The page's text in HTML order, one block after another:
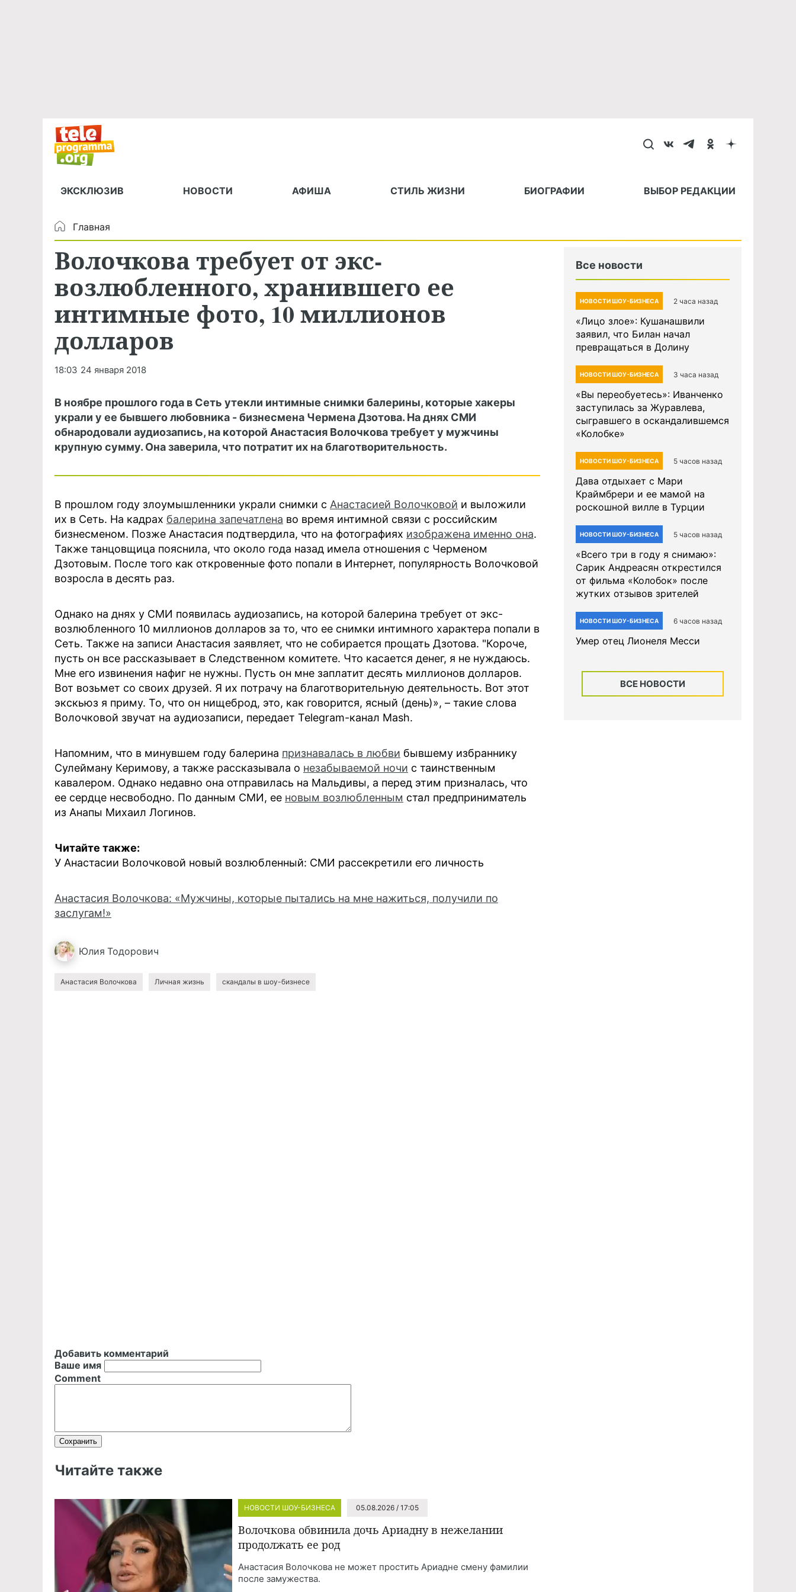
ЭКСКЛЮЗИВ НОВОСТИ АФИША СТИЛЬ ЖИЗНИ БИОГРАФИИ ВЫБОР РЕДАКЦИИ
Главная
Волочкова требует от экс-
возлюбленного, хранившего ее
интимные фото, 10 миллионов
долларов
18:03 24 января 2018
В ноябре прошлого года в Сеть утекли интимные снимки балерины, которые хакеры
украли у ее бывшего любовника - бизнесмена Чермена Дзотова. На днях СМИ
обнародовали аудиозапись, на которой Анастасия Волочкова требует у мужчины
крупную сумму. Она заверила, что потратит их на благотворительность.
В прошлом году злоумышленники украли снимки с Анастасией Волочковой и выложили
их в Сеть. На кадрах балерина запечатлена во время интимной связи с российским
бизнесменом. Позже Анастасия подтвердила, что на фотографиях изображена именно она.
Также танцовщица пояснила, что около года назад имела отношения с Черменом
Дзотовым. После того как откровенные фото попали в Интернет, популярность Волочковой
возросла в десять раз.
Однако на днях у СМИ появилась аудиозапись, на которой балерина требует от экс-
возлюбленного 10 миллионов долларов за то, что ее снимки интимного характера попали в
Сеть. Также на записи Анастасия заявляет, что не собирается прощать Дзотова. "Короче,
пусть он все рассказывает в Следственном комитете. Что касается денег, я не нуждаюсь.
Мне его извинения нафиг не нужны. Пусть он мне заплатит десять миллионов долларов.
Вот возьмет со своих друзей. Я их потрачу на благотворительную деятельность. Вот этот
экскьюз я приму. То, что он нищеброд, это, как говорится, ясный (день)», – такие слова
Волочковой звучат на аудиозаписи, передает Telegram-канал Mash.
Напомним, что в минувшем году балерина признавалась в любви бывшему избраннику
Сулейману Керимову, а также рассказывала о незабываемой ночи с таинственным
кавалером. Однако недавно она отправилась на Мальдивы, а перед этим призналась, что
ее сердце несвободно. По данным СМИ, ее новым возлюбленным стал предприниматель
из Анапы Михаил Логинов.
Читайте также:
У Анастасии Волочковой новый возлюбленный: СМИ рассекретили его личность
Анастасия Волочкова: «Мужчины, которые пытались на мне нажиться, получили по
заслугам!»
Юлия Тодорович
Анастасия Волочкова Личная жизнь скандалы в шоу-бизнесе
Добавить комментарий
Ваше имя
Comment
Читайте также
НОВОСТИ ШОУ-БИЗНЕСА 05.08.2026 / 17:05
Волочкова обвинила дочь Ариадну в нежелании
продолжать ее род
Анастасия Волочкова не может простить Ариадне смену фамилии
после замужества.
Все новости
НОВОСТИ ШОУ-БИЗНЕСА 2 часа назад
«Лицо злое»: Кушанашвили
заявил, что Билан начал
превращаться в Долину
НОВОСТИ ШОУ-БИЗНЕСА 3 часа назад
«Вы переобуетесь»: Иванченко
заступилась за Журавлева,
сыгравшего в оскандалившемся
«Колобке»
НОВОСТИ ШОУ-БИЗНЕСА 5 часов назад
Дава отдыхает с Мари
Краймбрери и ее мамой на
роскошной вилле в Турции
НОВОСТИ ШОУ-БИЗНЕСА 5 часов назад
«Всего три в году я снимаю»:
Сарик Андреасян открестился
от фильма «Колобок» после
жутких отзывов зрителей
НОВОСТИ ШОУ-БИЗНЕСА 6 часов назад
Умер отец Лионеля Месси
ВСЕ НОВОСТИ